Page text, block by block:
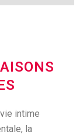
intime
la